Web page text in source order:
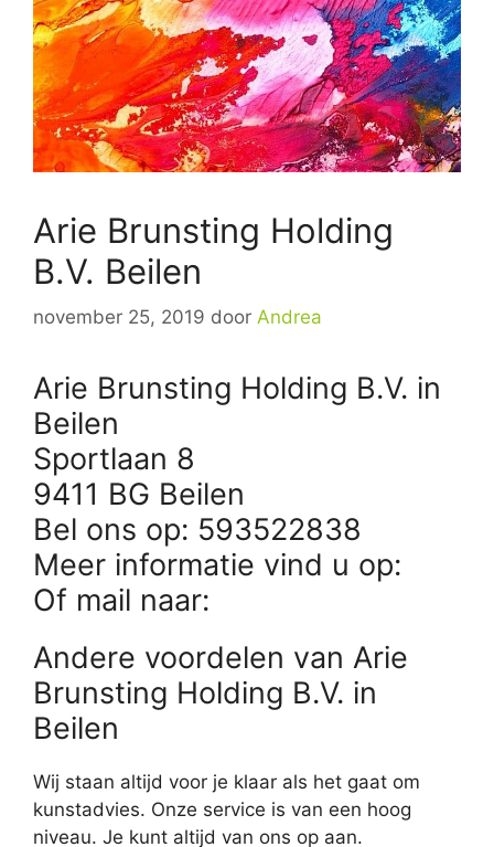
Arie Brunsting Holding
B.V. Beilen
november 25, 2019 door Andrea
Arie Brunsting Holding B.V. in
Beilen
Sportlaan 8
9411 BG Beilen
Bel ons op: 593522838
Meer informatie vind u op:
Of mail naar:
Andere voordelen van Arie
Brunsting Holding B.V. in
Beilen
Wij staan altijd voor je klaar als het gaat om
kunstadvies. Onze service is van een hoog
niveau. Je kunt altijd van ons op aan.